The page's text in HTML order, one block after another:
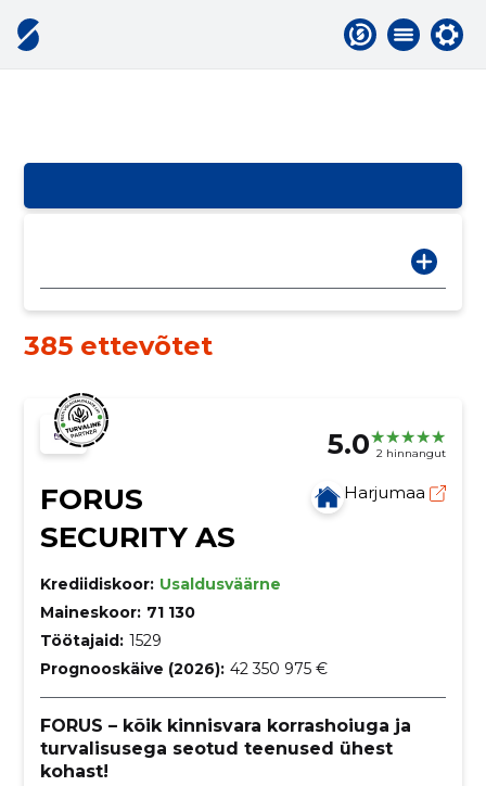
385 ettevõtet
5.0 2 hinnangut
FORUS
SECURITY AS
Harjumaa
Krediidiskoor: Usaldusväärne
Maineskoor: 71 130
Töötajaid: 1529
Prognooskäive (2026): 42 350 975 €
FORUS – kõik kinnisvara korrashoiuga ja
turvalisusega seotud teenused ühest
kohast!